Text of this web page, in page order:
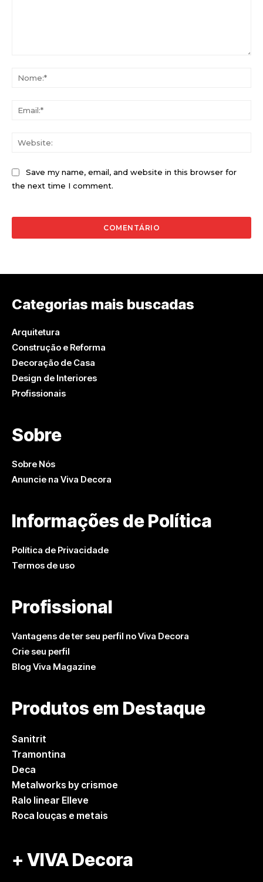
Save my name, email, and website in this browser for
the next time I comment.
Categorias mais buscadas
Arquitetura
Construção e Reforma
Decoração de Casa
Design de Interiores
Profissionais
Sobre
Sobre Nós
Anuncie na Viva Decora
Informações de Política
Política de Privacidade
Termos de uso
Profissional
Vantagens de ter seu perfil no Viva Decora
Crie seu perfil
Blog Viva Magazine
Produtos em Destaque
Sanitrit
Tramontina
Deca
Metalworks by crismoe
Ralo linear Elleve
Roca louças e metais
+ VIVA Decora